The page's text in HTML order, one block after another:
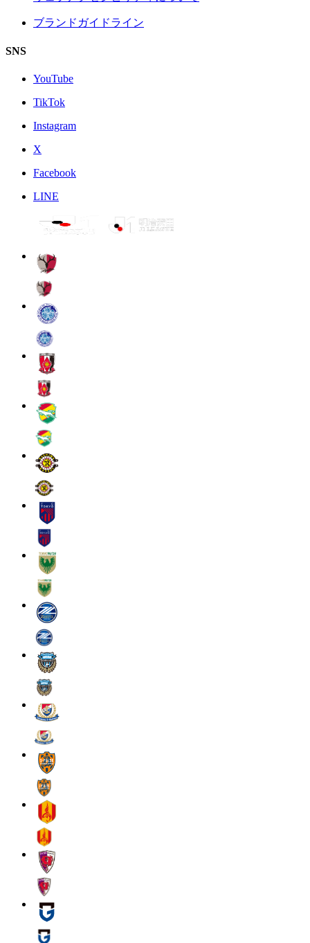
ブランドガイドライン
SNS
YouTube
TikTok
Instagram
X
Facebook
LINE